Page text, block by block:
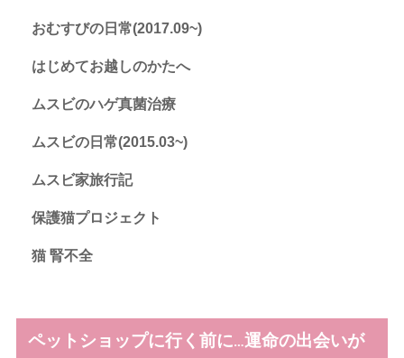
おむすびの日常(2017.09~)
はじめてお越しのかたへ
ムスビのハゲ真菌治療
ムスビの日常(2015.03~)
ムスビ家旅行記
保護猫プロジェクト
猫 腎不全
ペットショップに行く前に…運命の出会いが